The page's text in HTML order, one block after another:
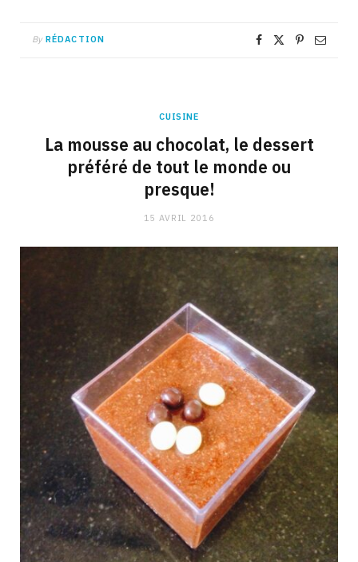
By RÉDACTION
CUISINE
La mousse au chocolat, le dessert
préféré de tout le monde ou
presque!
15 AVRIL 2016